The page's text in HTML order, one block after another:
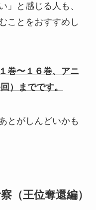
」と感じる人も、
ことをおすすめし
巻〜１６巻、アニ
）までです。
とがしんどいかも
（王位奪還編）